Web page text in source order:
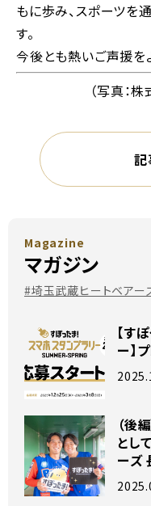
もに歩み、スポーツを
す。
今後とも熱いご声援を
（写真：
記
Magazine
マガジン
#埼玉武蔵ヒートベアー
【す
ー】
（後
とし
ーズ
独占